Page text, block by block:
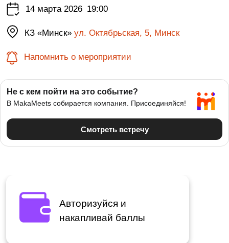
14 марта 2026 19:00
КЗ «Минск»ул. Октябрьская, 5, Минск
Напомнить о мероприятии
Авторизуйся и
накапливай баллы